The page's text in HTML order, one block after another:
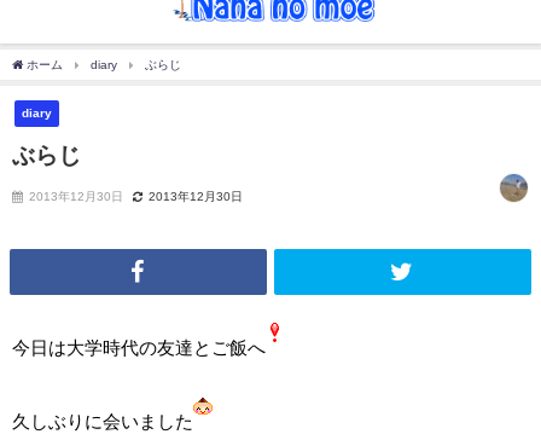
ホーム diary ぶらじ
diary
ぶらじ
2013年12月30日 2013年12月30日
今日は大学時代の友達とご飯へ
久しぶりに会いました